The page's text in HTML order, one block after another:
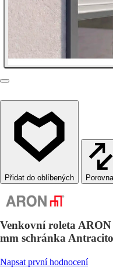
Venkovní roleta
mm schránka
Napsat první hodnocení